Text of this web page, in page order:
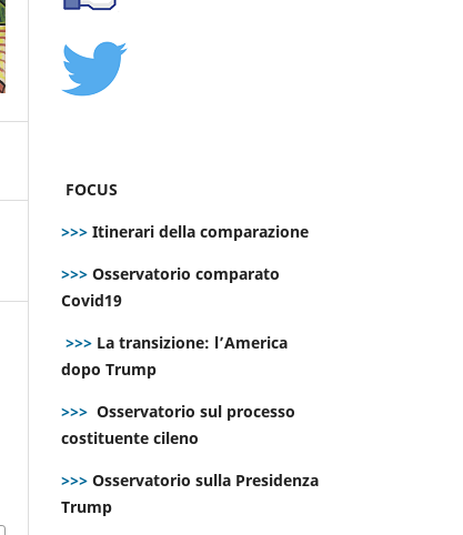
FOCUS
>>> Itinerari della comparazione
>>> Osservatorio comparato
Covid19
>>> La transizione: l’America
dopo Trump
>>> Osservatorio sul processo
costituente cileno
>>> Osservatorio sulla Presidenza
Trump